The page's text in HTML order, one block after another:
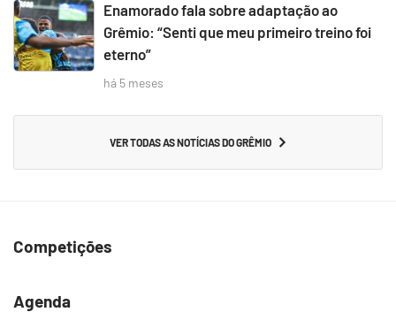
Enamorado fala sobre adaptação ao
Grêmio: “Senti que meu primeiro treino foi
eterno”
há 5 meses
VER TODAS AS NOTÍCIAS DO GRÊMIO
Competições
Agenda